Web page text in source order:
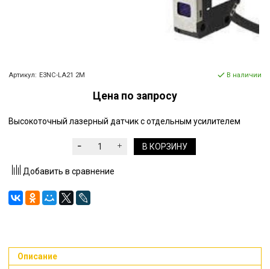
Артикул: E3NC-LA21 2M В наличии
Цена по запросу
Высокоточный лазерный датчик с отдельным усилителем
В КОРЗИНУ
Добавить в сравнение
Описание